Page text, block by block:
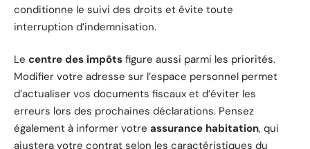
conditionne le suivi des droits et évite toute
interruption d’indemnisation.
Le centre des impôts figure aussi parmi les priorités.
Modifier votre adresse sur l’espace personnel permet
d’actualiser vos documents fiscaux et d’éviter les
erreurs lors des prochaines déclarations. Pensez
également à informer votre assurance habitation, qui
ajustera votre contrat selon les caractéristiques du